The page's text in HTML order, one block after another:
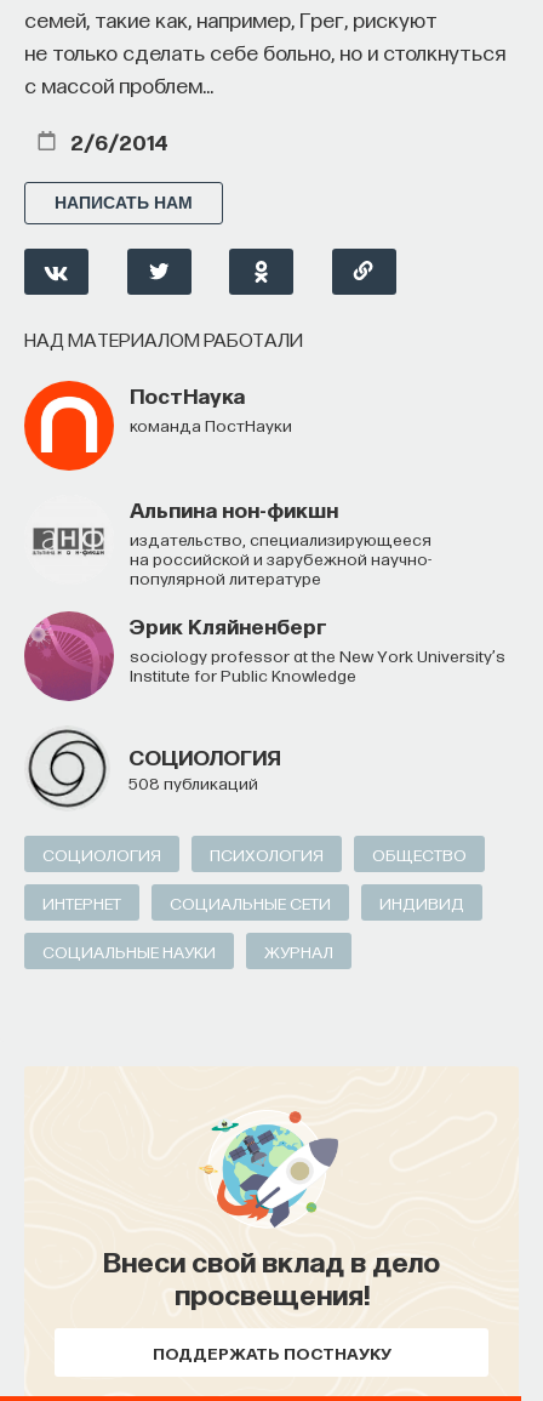
семей, такие как, например, Грег, рискуют
не только сделать себе больно, но и столкнуться
с массой проблем…
2/6/2014
НАПИСАТЬ НАМ
НАД МАТЕРИАЛОМ РАБОТАЛИ
ПостНаука
команда ПостНауки
Альпина нон-фикшн
Издательство, специализирующееся
на российской и зарубежной научно-
популярной литературе
Эрик Кляйненберг
Sociology professor at the New York University’s
Institute for Public Knowledge
СОЦИОЛОГИЯ
508 публикаций
СОЦИОЛОГИЯ ПСИХОЛОГИЯ ОБЩЕСТВО
ИНТЕРНЕТ СОЦИАЛЬНЫЕ СЕТИ ИНДИВИД
СОЦИАЛЬНЫЕ НАУКИ ЖУРНАЛ
Внеси свой вклад в дело
просвещения!
ПОДДЕРЖАТЬ ПОСТНАУКУ